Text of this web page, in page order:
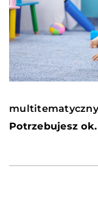
multitematyczny
Potrzebujesz